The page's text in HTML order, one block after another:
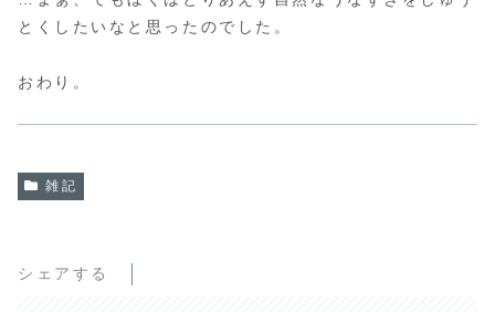
とくしたいなと思ったのでした。
おわり。
雑記
シェアする